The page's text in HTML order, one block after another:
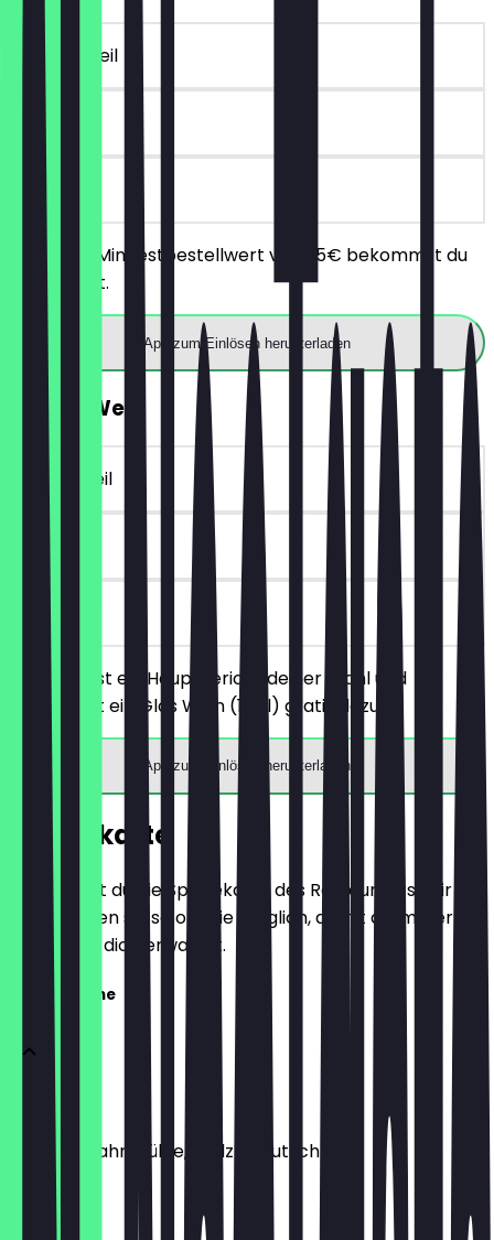
~€ 10 Vorteil
90 Tage
vor Ort
Ab einem Mindestbestellwert von 25€ bekommst du
10€ Rabatt.
App zum Einlösen herunterladen
GRATIS Wein
~€ 6 Vorteil
90 Tage
Du bestellst ein Hauptgericht deiner Wahl und
bekommst ein Glas Wein (1/8 l) gratis dazu.
App zum Einlösen herunterladen
Speisekarte
Hier findest du die Speisekarte des Restaurants. Wir
aktualisieren sie so oft wie möglich, damit du immer
weißt, was dich erwartet.
offene Weine
Riesling
Weingut Hahnmühle, Pfalz/ Deutschland
€ 9,00